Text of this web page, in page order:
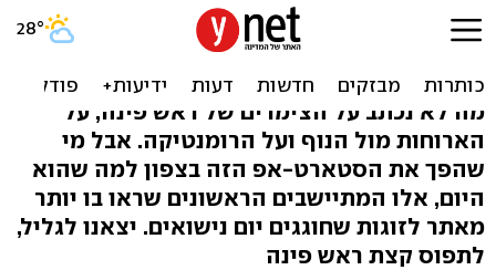
ראש פינה: הרבה יותר
מצימרים ורומנטיקה
מה לא נכתב על הצימרים של ראש פינה, על
הארוחות מול הנוף ועל הרומנטיקה. אבל מי
שהפך את הסטארט-אפ הזה בצפון למה שהוא
היום, אלו המתיישבים הראשונים שראו בו יותר
מאתר לזוגות שחוגגים יום נישואים. יצאנו לגליל,
לתפוס קצת ראש פינה